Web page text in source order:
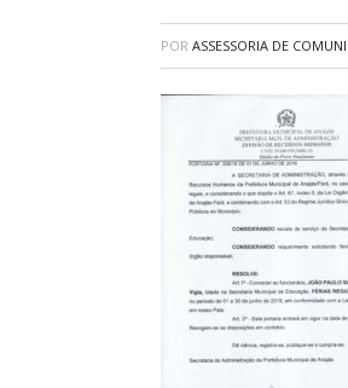
POR ASSESSORIA DE